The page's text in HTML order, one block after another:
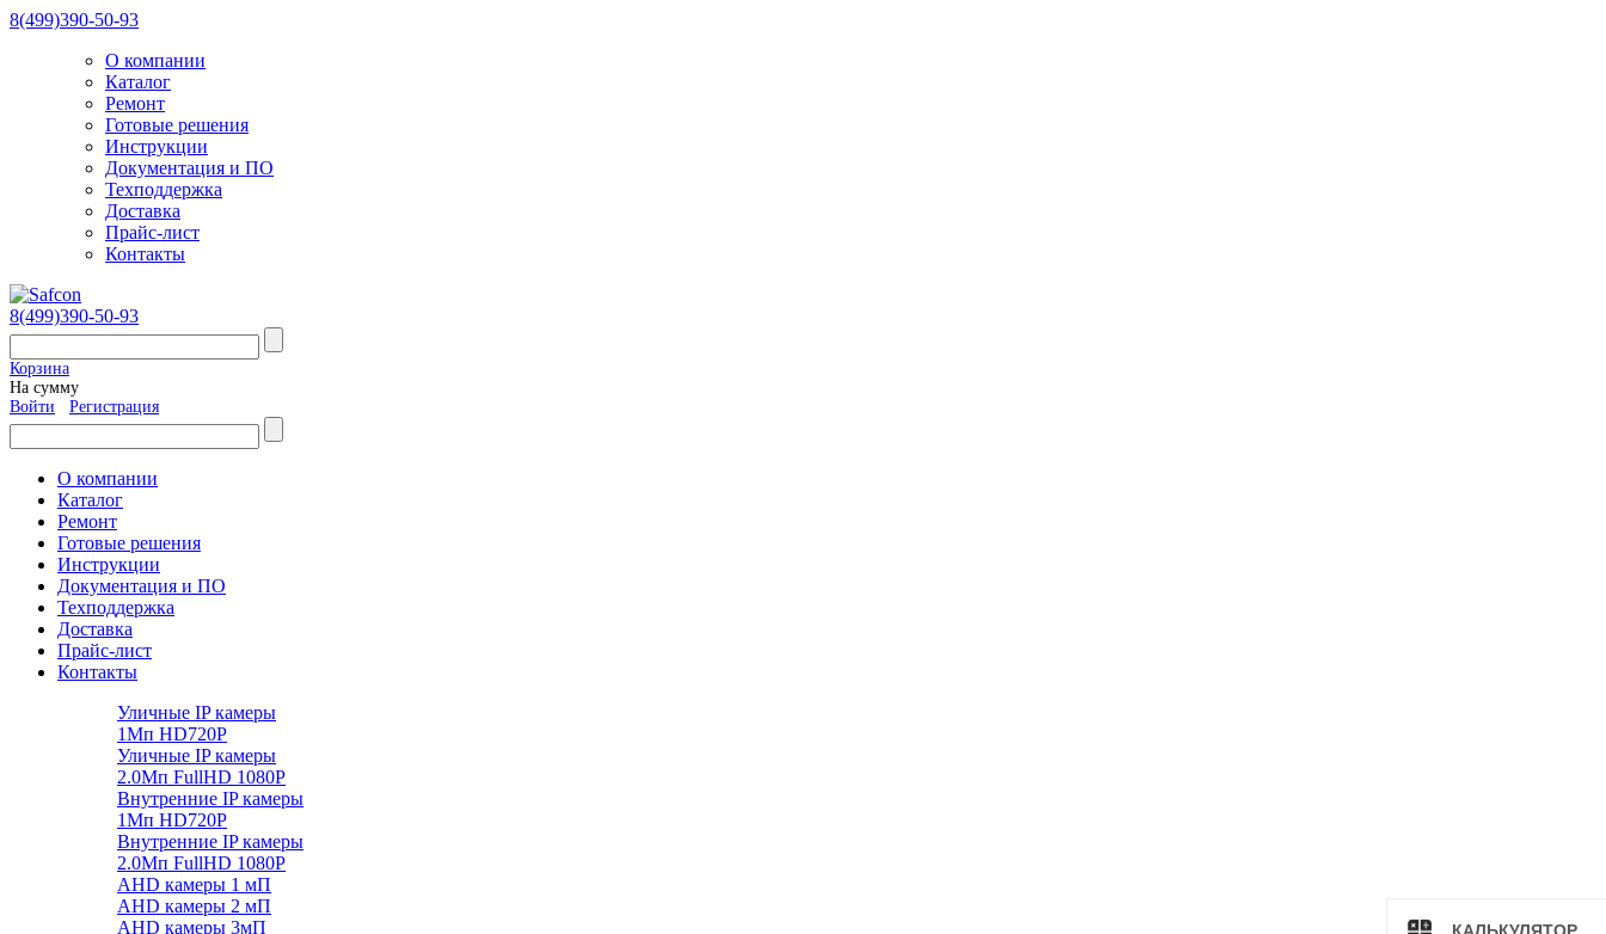
КАЛЬКУЛЯТОР
8(499)390-50-93
О компании
Каталог
Ремонт
Готовые решения
Инструкции
Документация и ПО
Техподдержка
Доставка
Прайс-лист
Контакты
8(499)390-50-93
Корзина
На сумму
Войти
Регистрация
О компании
Каталог
Ремонт
Готовые решения
Инструкции
Документация и ПО
Техподдержка
Доставка
Прайс-лист
Контакты
Уличные IP камеры
1Мп HD720P
Уличные IP камеры
2.0Мп FullHD 1080P
Внутренние IP камеры
1Мп HD720P
Внутренние IP камеры
2.0Мп FullHD 1080P
AHD камеры 1 мП
AHD камеры 2 мП
AHD камеры 3мП